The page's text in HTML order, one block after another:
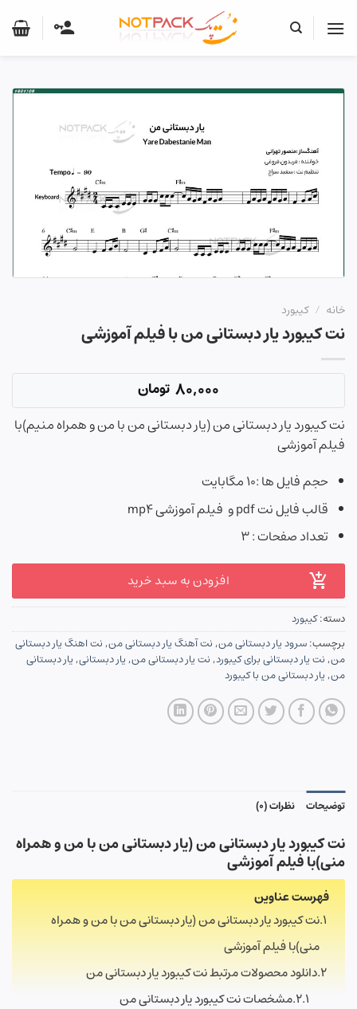
خانه / کیبورد
نت کیبورد یار دبستانی من با فیلم آموزشی
80,000 تومان
نت کیبورد یار دبستانی من (یار دبستانی من با من و همراه منیم)با
فیلم آموزشی
حجم فایل ها :۱۰ مگابایت
قالب فایل نت pdf و فیلم آموزشی mp4
تعداد صفحات : ۳
افزودن به سبد خرید
دسته:کیبورد
برچسب:سرود یار دبستانی من,نت آهنگ یار دبستانی من,نت اهنگ یار دبستانی
من,نت یار دبستانی برای کیبورد,نت یار دبستانی من,یار دبستانی,یار دبستانی
من,یار دبستانی من با کیبورد
توضیحات نظرات (0)
نت کیبورد یار دبستانی من (یار دبستانی من با من و همراه
منی)با فیلم آموزشی
فهرست عناوین
نت کیبورد یار دبستانی من (یار دبستانی من با من و همراه
منی)با فیلم آموزشی
دانلود محصولات مرتبط نت کیبورد یار دبستانی من
مشخصات نت کیبورد یار دبستانی من